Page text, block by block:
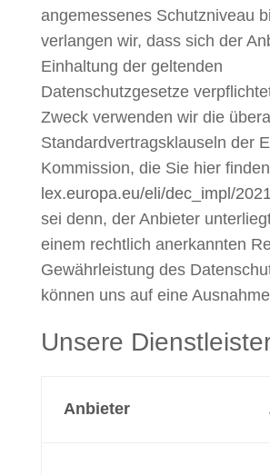
angemessenes Schutzniveau
verlangen wir, dass sich der
Einhaltung der geltenden
Datenschutzgesetze
Zweck verwenden wir die
Standardvertragsklauseln der
Kommission, die Sie hier
lex.europa.eu/eli/dec_impl/
sei denn, der Anbieter
einem rechtlich anerkannten
Gewährleistung des
können uns auf eine
Unsere
Anbieter